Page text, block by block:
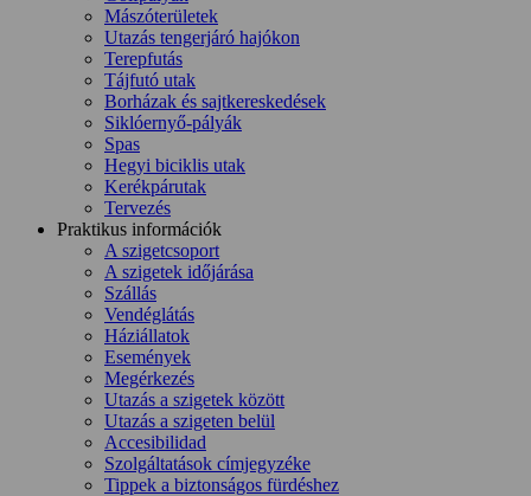
Mászóterületek
Utazás tengerjáró hajókon
Terepfutás
Tájfutó utak
Borházak és sajtkereskedések
Siklóernyő-pályák
Spas
Hegyi biciklis utak
Kerékpárutak
Tervezés
Praktikus információk
A szigetcsoport
A szigetek időjárása
Szállás
Vendéglátás
Háziállatok
Események
Megérkezés
Utazás a szigetek között
Utazás a szigeten belül
Accesibilidad
Szolgáltatások címjegyzéke
Tippek a biztonságos fürdéshez